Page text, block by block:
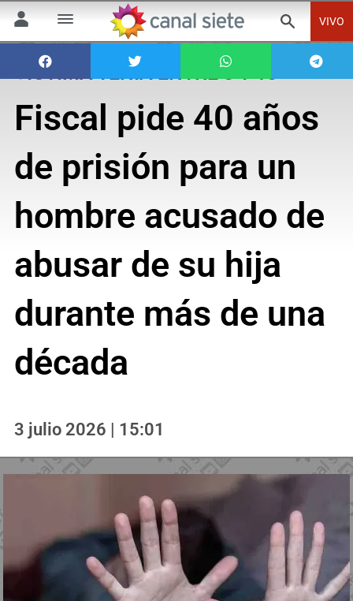
VIVO
VICTIMA TENÍA ENTRE 8 Y 18
Fiscal pide 40 años
de prisión para un
hombre acusado de
abusar de su hija
durante más de una
década
3 julio 2026 | 15:01